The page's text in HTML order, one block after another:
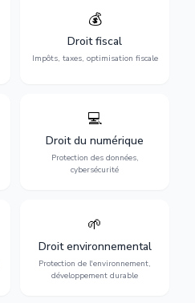
💰
Droit fiscal
Impôts, taxes, optimisation fiscale
Optimisation de votre
situation fiscale :
déclarations, contentieux,
contrôles fiscaux et
planification.
💻
Droit du numérique
Protection des données,
cybersécurité
Protection de vos activités
numériques : RGPD,
cybersécurité, e-commerce
et propriété digitale.
🌱
Droit environnemental
Protection de l'environnement,
développement durable
Protection de
conformité
environnementale, litiges et
développement durable.